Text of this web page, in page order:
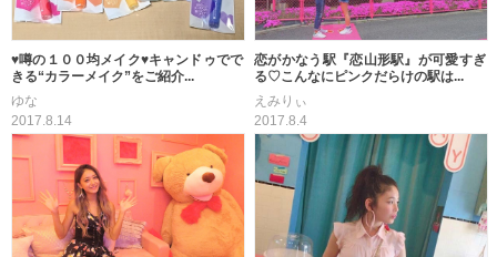
♥噂の１００均メイク♥キャンドゥでで
きる“カラーメイク”をご紹介...
ゆな
2017.8.14
恋がかなう駅『恋山形駅』が可愛すぎ
る♡こんなにピンクだらけの駅は...
えみりぃ
2017.8.4